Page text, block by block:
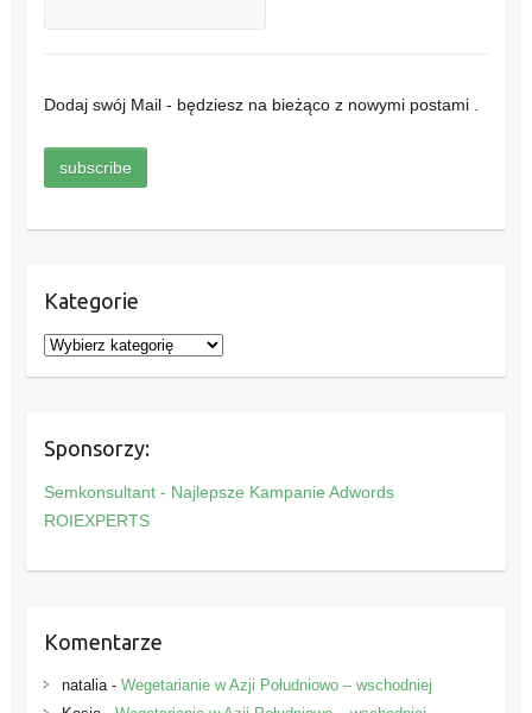
Dodaj swój Mail - będziesz na bieżąco z nowymi postami .
Kategorie
K
a
g
o
r
e
Sponsorzy:
Semkonsultant - Najlepsze Kampanie Adwords
ROIEXPERTS
Komentarze
natalia- Wegetarianie w Azji Południowo – wschodniej